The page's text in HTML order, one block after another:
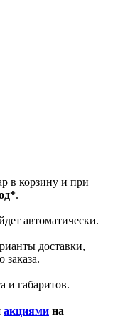
корзину и при
.
автоматически.
доставки,
габаритов.
акциями на